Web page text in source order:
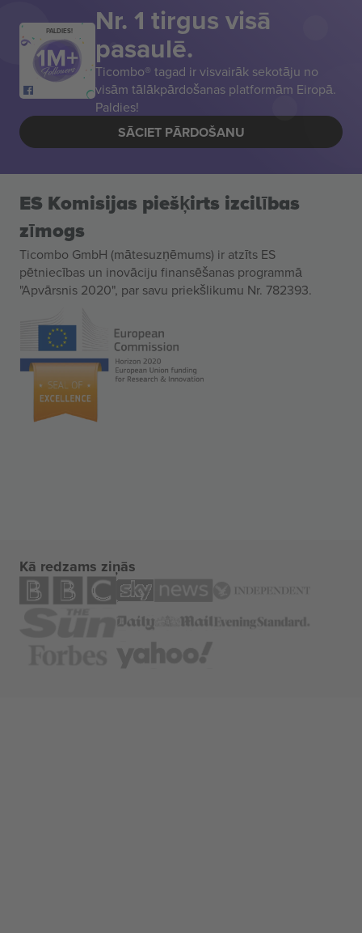
PALDIES! Nr. 1 tirgus visā
pasaulē.
Ticombo® tagad ir visvairāk sekotāju no
visām tālākpārdošanas platformām Eiropā.
Paldies!
SĀCIET PĀRDOŠANU
ES Komisijas piešķirts izcilības
zīmogs
Ticombo GmbH (mātesuzņēmums) ir atzīts ES
pētniecības un inovāciju finansēšanas programmā
"Apvārsnis 2020", par savu priekšlikumu Nr. 782393.
Kā redzams ziņās